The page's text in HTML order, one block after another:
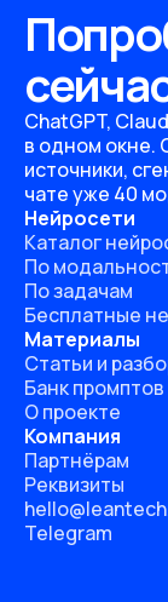
ChatGPT,
в одном окне.
источники,
чате уже 40
Нейросети
Каталог
По
По задачам
Бесплатные
Материалы
Статьи и
Банк промптов
О проекте
Компания
Партнёрам
Реквизиты
Telegram